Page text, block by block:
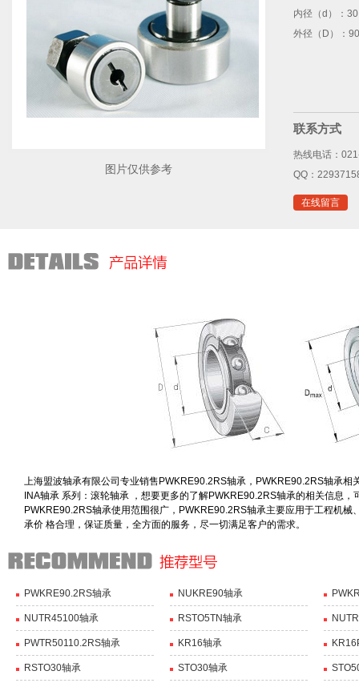
图片仅供参考
内径（d）：
外径（D）：
联系方式
热线电话：
QQ：
在线留言
上海盟波轴承有限公司专业销售PWKRE90.2RS轴承，PWKRE90.2RS轴承
INA轴承 系列：滚轮轴承 ，想要更多的了解PWKRE90.2RS轴承的相关信息
PWKRE90.2RS轴承使用范围很广，PWKRE90.2RS轴承主要应用于工程机
承价 格合理，保证质量，全方面的服务，尽一切满足客户的需求。
PWKRE90.2RS轴承 NUKRE90轴承
NUTR45100轴承 RSTO5TN轴承
PWTR50110.2RS轴承 KR16轴承
RSTO30轴承 STO30轴承